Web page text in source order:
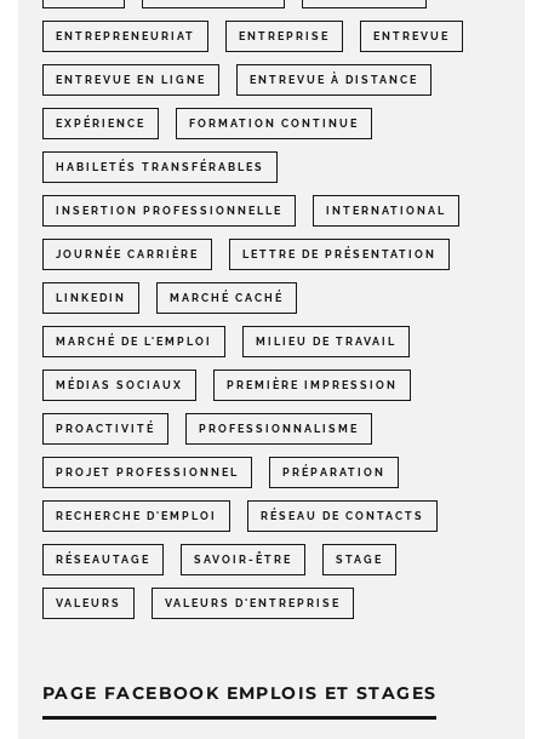
ENTREPRENEURIAT ENTREPRISE ENTREVUE
ENTREVUE EN LIGNE ENTREVUE À DISTANCE
EXPÉRIENCE FORMATION CONTINUE
HABILETÉS TRANSFÉRABLES
INSERTION PROFESSIONNELLE INTERNATIONAL
JOURNÉE CARRIÈRE LETTRE DE PRÉSENTATION
LINKEDIN MARCHÉ CACHÉ
MARCHÉ DE L'EMPLOI MILIEU DE TRAVAIL
MÉDIAS SOCIAUX PREMIÈRE IMPRESSION
PROACTIVITÉ PROFESSIONNALISME
PROJET PROFESSIONNEL PRÉPARATION
RECHERCHE D'EMPLOI RÉSEAU DE CONTACTS
RÉSEAUTAGE SAVOIR-ÊTRE STAGE
VALEURS VALEURS D'ENTREPRISE
PAGE FACEBOOK EMPLOIS ET STAGES